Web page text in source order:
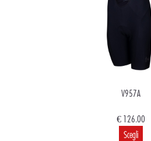
V957A
€ 126.00
Scegli